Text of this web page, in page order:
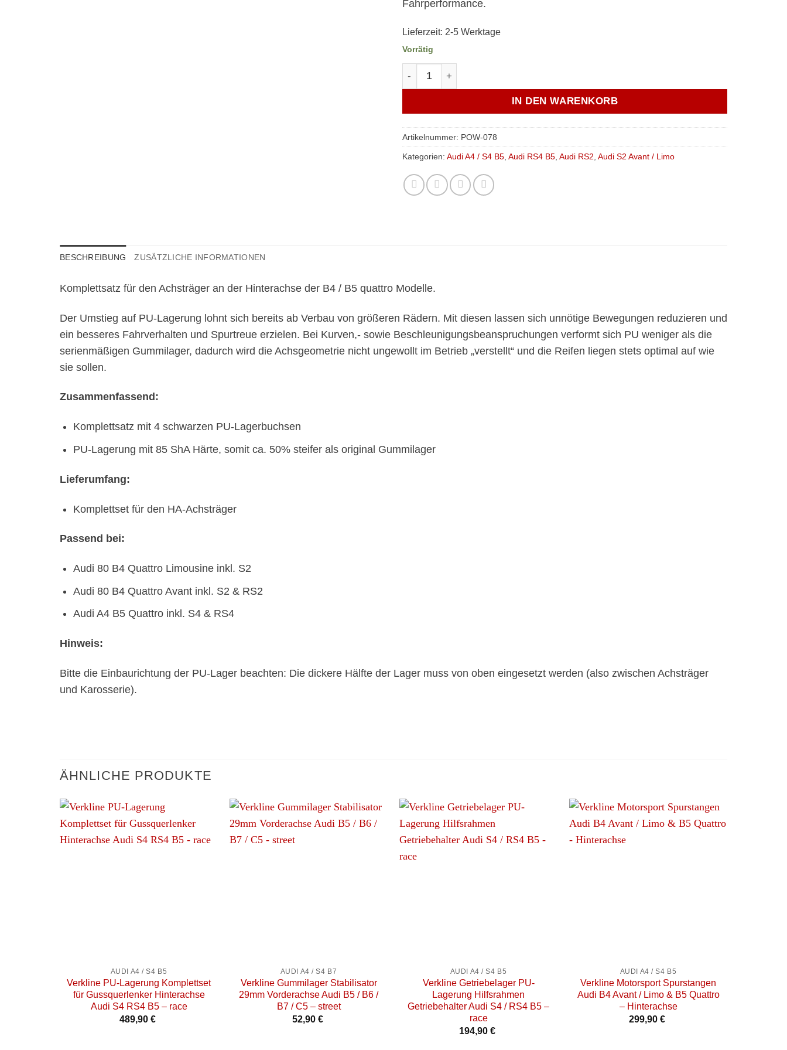
Fahrperformance.
Lieferzeit: 2-5 Werktage
Vorrätig
Verkline PU-Lager Hilfsrahmen Achsträger Hinterachse, Audi B4 B5 - race Menge
IN DEN WARENKORB
Artikelnummer: POW-078
Kategorien: Audi A4 / S4 B5, Audi RS4 B5, Audi RS2, Audi S2 Avant / Limo
BESCHREIBUNG ZUSÄTZLICHE INFORMATIONEN
Komplettsatz für den Achsträger an der Hinterachse der B4 / B5 quattro Modelle.
Der Umstieg auf PU-Lagerung lohnt sich bereits ab Verbau von größeren Rädern. Mit diesen lassen sich unnötige Bewegungen reduzieren und
ein besseres Fahrverhalten und Spurtreue erzielen. Bei Kurven,- sowie Beschleunigungsbeanspruchungen verformt sich PU weniger als die
serienmäßigen Gummilager, dadurch wird die Achsgeometrie nicht ungewollt im Betrieb „verstellt“ und die Reifen liegen stets optimal auf wie
sie sollen.
Zusammenfassend:
Komplettsatz mit 4 schwarzen PU-Lagerbuchsen
PU-Lagerung mit 85 ShA Härte, somit ca. 50% steifer als original Gummilager
Lieferumfang:
Komplettset für den HA-Achsträger
Passend bei:
Audi 80 B4 Quattro Limousine inkl. S2
Audi 80 B4 Quattro Avant inkl. S2 & RS2
Audi A4 B5 Quattro inkl. S4 & RS4
Hinweis:
Bitte die Einbaurichtung der PU-Lager beachten: Die dickere Hälfte der Lager muss von oben eingesetzt werden (also zwischen Achsträger
und Karosserie).
ÄHNLICHE PRODUKTE
AUDI A4 / S4 B5
Verkline PU-Lagerung Komplettset
für Gussquerlenker Hinterachse
Audi S4 RS4 B5 – race
489,90 €
AUDI A4 / S4 B7
Verkline Gummilager Stabilisator
29mm Vorderachse Audi B5 / B6 /
B7 / C5 – street
52,90 €
AUDI A4 / S4 B5
Verkline Getriebelager PU-
Lagerung Hilfsrahmen
Getriebehalter Audi S4 / RS4 B5 –
race
194,90 €
AUDI A4 / S4 B5
Verkline Motorsport Spurstangen
Audi B4 Avant / Limo & B5 Quattro
– Hinterachse
299,90 €